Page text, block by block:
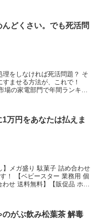
んどくさい。でも死活問
をしなければ死活問題？ そ
ませる方法が、これで！
の家電部門で年間ランキン
1万円をあなたは払えま
】メガ盛り 駄菓子 詰め合わせ
！ 【ベビースター 業務用 個
せ 送料無料】【販促品 ホワ
のがぶ飲み松葉茶 解毒